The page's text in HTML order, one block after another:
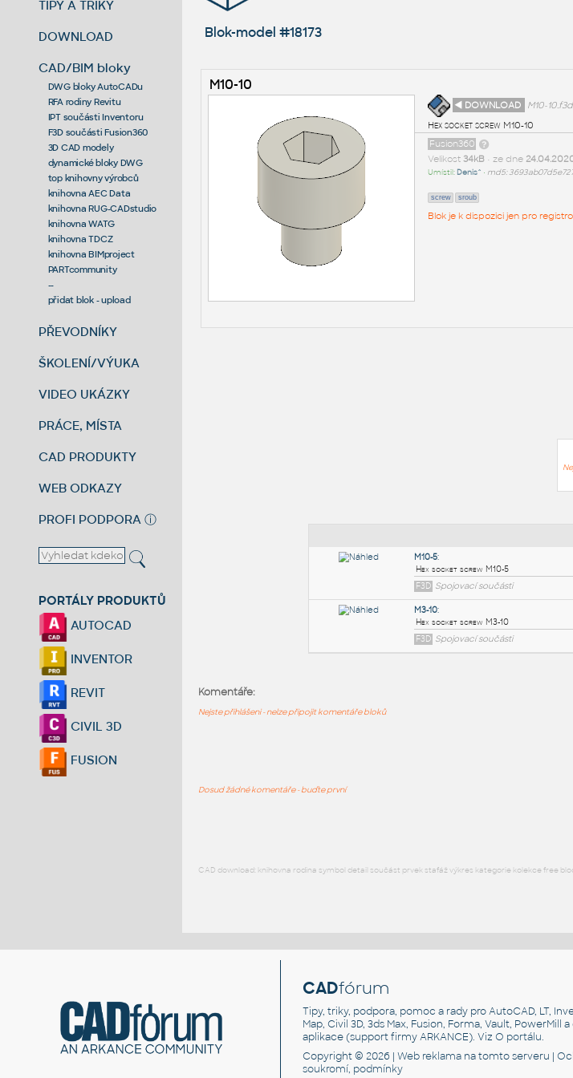
TIPY A TRIKY
DOWNLOAD
CAD/BIM bloky
DWG bloky AutoCADu
RFA rodiny Revitu
IPT součásti Inventoru
F3D součásti Fusion360
3D CAD modely
dynamické bloky DWG
top knihovny výrobců
knihovna AEC Data
knihovna RUG-CADstudio
knihovna WATG
knihovna TDCZ
knihovna BIMproject
PARTcommunity
--
přidat blok - upload
PŘEVODNÍKY
ŠKOLENÍ/VÝUKA
VIDEO UKÁZKY
PRÁCE, MÍSTA
CAD PRODUKTY
WEB ODKAZY
PROFI PODPORA ⓘ
PORTÁLY PRODUKTŮ
AUTOCAD
INVENTOR
REVIT
CIVIL 3D
FUSION
Blok-model #18173
M10-10
◄ DOWNLOAD
M10-10.f3d
Hex socket screw M10-10
Fusion360
Velikost 34kB• ze dne
Umístil: Denis^ • md5:
screw sroub
Blok je k dispozici jen pro
Komentáře:
Nejste přihlášeni - nelze připojit komentáře bloků
Dosud žádné komentáře - buďte první
CAD download: knihovna rodina symbol detail součást prvek stafáž výkres kategorie kolekce free
CADfórum
Tipy, triky, podpora, pomoc a rady pro AutoCAD, LT,
Map, Civil 3D, 3ds Max, Fusion, Forma, Vault, PowerMill
aplikace (support firmy ARKANCE). VizO portálu.
Copyright © 2026 |Web reklama na tomto serveru |
soukromí, podmínky